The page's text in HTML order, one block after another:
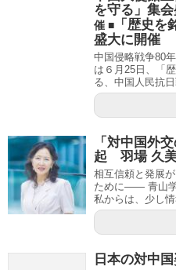
を守る」集
催 ■
「歴史
盛大に開催
中国侵略戦争80
は６月25日、「
る、中国人民抗
「対中国外
起 羽場 久
相互信頼と発展
ために―― 青山
私からは、少し
日本の対中